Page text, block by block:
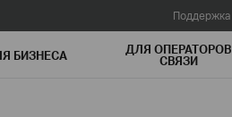
Поддержка
БИЗНЕСА ДЛЯ ОПЕРАТОРОВ
СВЯЗИ